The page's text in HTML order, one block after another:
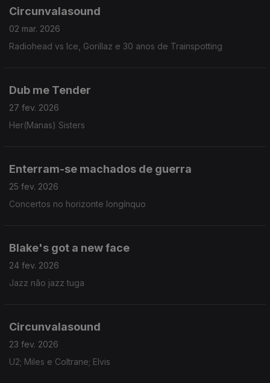
Circunvalasound
02 mar. 2026
Radiohead vs Ice, Gorillaz e 30 anos de Trainspotting
Dub me Tender
27 fev. 2026
Her(Manas) Sisters
Enterram-se machados de guerra
25 fev. 2026
Concertos no horizonte longínquo
Blake's got a new face
24 fev. 2026
Jazz não jazz tuga
Circunvalasound
23 fev. 2026
U2; Miles e Coltrane; Elvis